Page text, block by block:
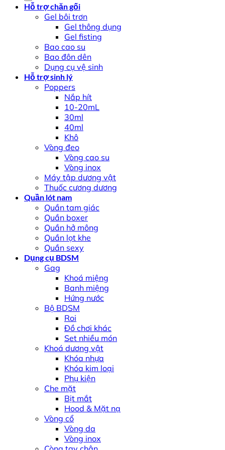
Hỗ trợ chăn gối
Gel bôi trơn
Gel thông dụng
Gel fisting
Bao cao su
Bao đôn dên
Dụng cụ vệ sinh
Hỗ trợ sinh lý
Poppers
Nắp hít
10-20mL
30ml
40ml
Khô
Vòng đeo
Vòng cao su
Vòng inox
Máy tập dương vật
Thuốc cương dương
Quần lót nam
Quần tam giác
Quần boxer
Quần hở mông
Quần lọt khe
Quần sexy
Dụng cụ BDSM
Gag
Khoá miệng
Banh miệng
Hứng nước
Bộ BDSM
Roi
Đồ chơi khác
Set nhiều món
Khoá dương vật
Khóa nhựa
Khóa kim loại
Phụ kiện
Che mặt
Bịt mắt
Hood & Mặt nạ
Vòng cổ
Vòng da
Vòng inox